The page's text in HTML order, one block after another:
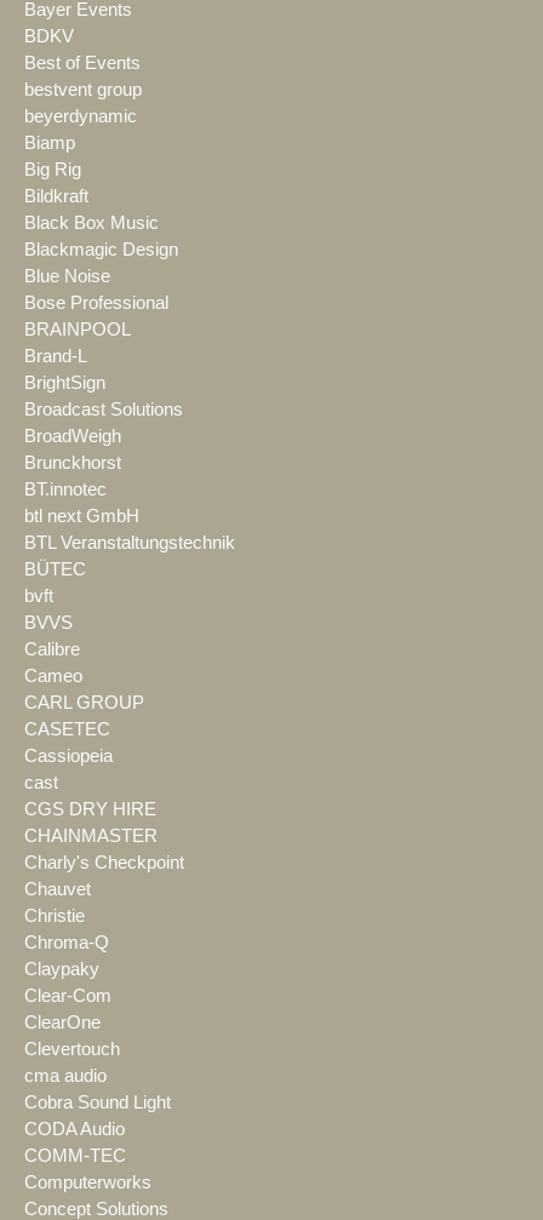
Bayer Events
BDKV
Best of Events
bestvent group
beyerdynamic
Biamp
Big Rig
Bildkraft
Black Box Music
Blackmagic Design
Blue Noise
Bose Professional
BRAINPOOL
Brand-L
BrightSign
Broadcast Solutions
BroadWeigh
Brunckhorst
BT.innotec
btl next GmbH
BTL Veranstaltungstechnik
BÜTEC
bvft
BVVS
Calibre
Cameo
CARL GROUP
CASETEC
Cassiopeia
cast
CGS DRY HIRE
CHAINMASTER
Charly's Checkpoint
Chauvet
Christie
Chroma-Q
Claypaky
Clear-Com
ClearOne
Clevertouch
cma audio
Cobra Sound Light
CODA Audio
COMM-TEC
Computerworks
Concept Solutions